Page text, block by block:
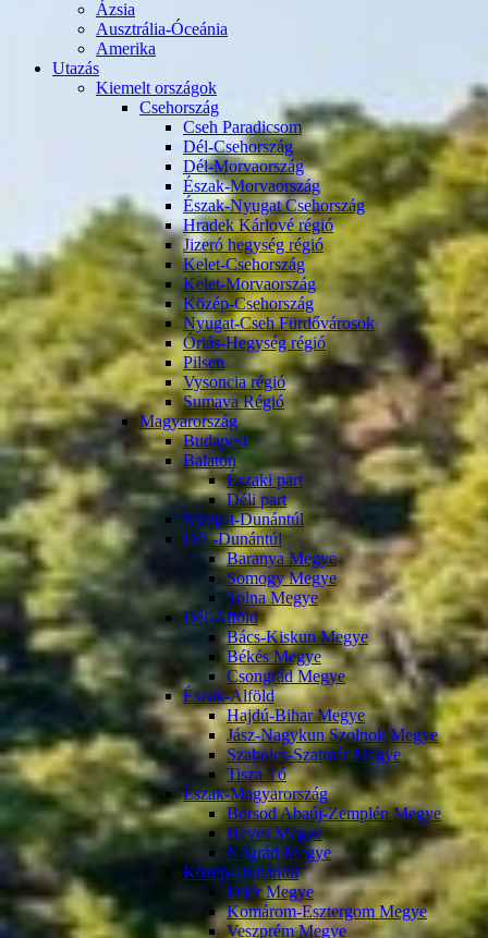
Ázsia
Ausztrália-Óceánia
Amerika
Utazás
Kiemelt országok
Csehország
Cseh Paradicsom
Dél-Csehország
Dél-Morvaország
Észak-Morvaország
Észak-Nyugat Csehország
Hradek Kárlové régió
Jizeró hegység régió
Kelet-Csehország
Kelet-Morvaország
Közép-Csehország
Nyugat-Cseh Fürdővárosok
Óriás-Hegység régió
Pilsen
Vysoncia régió
Sumava Régió
Magyarország
Budapest
Balaton
Északi part
Déli part
Nyugat-Dunántúl
Dél -Dunántúl
Baranya Megye
Somogy Megye
Tolna Megye
Dél-Alföld
Bács-Kiskun Megye
Békés Megye
Csongrád Megye
Észak-Alföld
Hajdú-Bihar Megye
Jász-Nagykun Szolnok Megye
Szabolcs-Szatmár Megye
Tisza Tó
Észak-Magyarország
Borsod Abaúj-Zemplén Megye
Heves Megye
Nógrád Megye
Közép-Dunántúl
Fejér Megye
Komárom-Esztergom Megye
Veszprém Megye